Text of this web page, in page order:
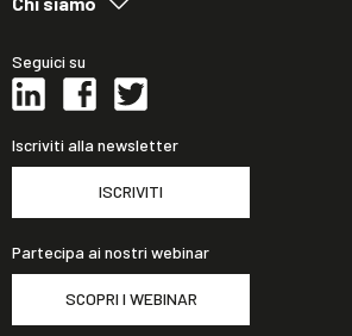
Seguici su
Iscriviti alla newsletter
ISCRIVITI
Partecipa ai nostri webinar
SCOPRI I WEBINAR